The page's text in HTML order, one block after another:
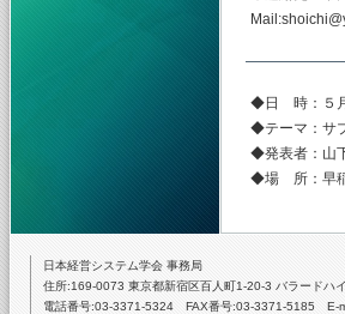
◆日 時：５
◆テーマ：サ
◆発表者：山
◆場 所：早
日本経営システム学会 事務局
住所:169-0073 東京都新宿区百人町1-20-3 バラードハ
電話番号:03-3371-5324 FAX番号:03-3371-5185 E-